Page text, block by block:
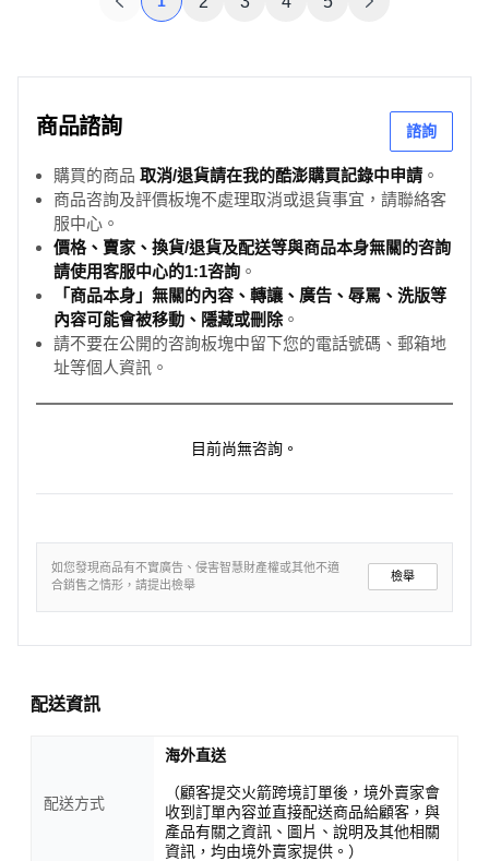
商品諮詢 諮詢
購買的商品 取消/退貨請在我的酷澎購買記錄中申請 。
商品咨詢及評價板塊不處理取消或退貨事宜，請聯絡客
服中心。
價格、賣家、換貨/退貨及配送等與商品本身無關的咨詢
請使用客服中心的1:1咨詢 。
「商品本身」無關的內容、轉讓、廣告、辱罵、洗版等
內容可能會被移動、隱藏或刪除。
請不要在公開的咨詢板塊中留下您的電話號碼、郵箱地
址等個人資訊。
目前尚無咨詢。
如您發現商品有不實廣告、侵害智慧財產權或其他不適
合銷售之情形，請提出檢舉
檢舉
配送資訊
配送方式
海外直送
（顧客提交火箭跨境訂單後，境外賣家會
收到訂單內容並直接配送商品給顧客，與
產品有關之資訊、圖片、說明及其他相關
資訊，均由境外賣家提供。）